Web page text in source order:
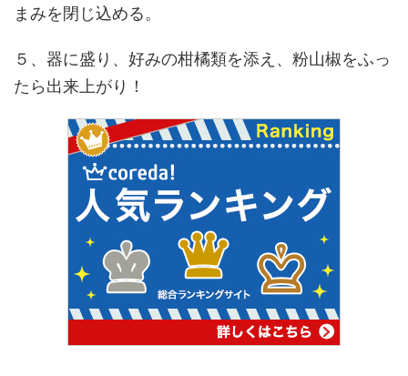
まみを閉じ込める。
５、器に盛り、好みの柑橘類を添え、粉山椒をふっ
たら出来上がり！